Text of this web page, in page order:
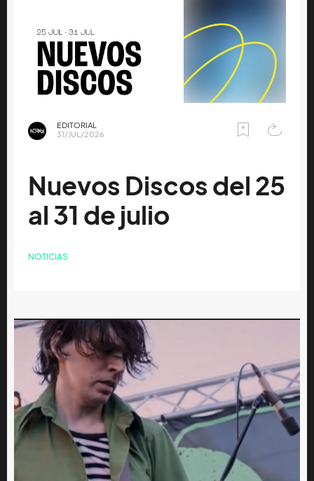
EDITORIAL
31/JUL/2026
Nuevos Discos del 25
al 31 de julio
NOTICIAS